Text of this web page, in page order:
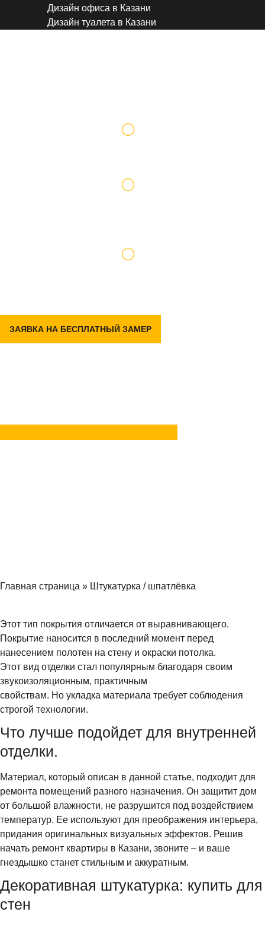
Дизайн офиса в Казани
Дизайн туалета в Казани
ЗАЯВКА НА БЕСПЛАТНЫЙ ЗАМЕР
Главная страница » Штукатурка / шпатлёвка
Этот тип покрытия отличается от выравнивающего.
Покрытие наносится в последний момент перед
нанесением полотен на стену и окраски потолка.
Этот вид отделки стал популярным благодаря своим
звукоизоляционным, практичным
свойствам. Но укладка материала требует соблюдения
строгой технологии.
Что лучше подойдет для внутренней
отделки.
Материал, который описан в данной статье, подходит для
ремонта помещений разного назначения. Он защитит дом
от большой влажности, не разрушится под воздействием
температур. Ее используют для преображения интерьера,
придания оригинальных визуальных эффектов. Решив
начать ремонт квартиры в Казани, звоните – и ваше
гнездышко станет стильным и аккуратным.
Декоративная штукатурка: купить для
стен